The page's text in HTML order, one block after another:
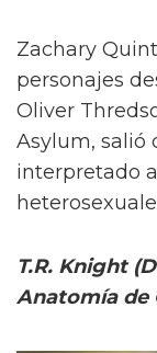
Zachary
personajes
Oliver
Asylum, salió
interpretado
T.R. Knight
Anatomía de